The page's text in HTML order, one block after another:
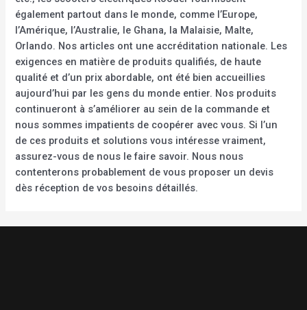
également partout dans le monde, comme l’Europe,
l’Amérique, l’Australie, le Ghana, la Malaisie, Malte,
Orlando. Nos articles ont une accréditation nationale. Les
exigences en matière de produits qualifiés, de haute
qualité et d’un prix abordable, ont été bien accueillies
aujourd’hui par les gens du monde entier. Nos produits
continueront à s’améliorer au sein de la commande et
nous sommes impatients de coopérer avec vous. Si l’un
de ces produits et solutions vous intéresse vraiment,
assurez-vous de nous le faire savoir. Nous nous
contenterons probablement de vous proposer un devis
dès réception de vos besoins détaillés.